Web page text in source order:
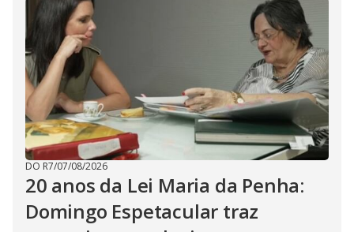
DO R7/07/08/2026
20 anos da Lei Maria da Penha:
Domingo Espetacular traz